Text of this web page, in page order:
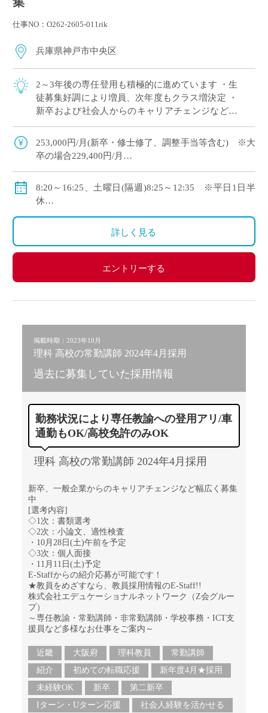
仕事NO：O262-2605-011rik
兵庫県神戸市中央区
2～3年後の専任登用も積極的に進めています ・生
徒募集好調により増員、次年度もクラス増決定 ・
新卒および社会人からのキャリアチェンジなど未
550万円(ご経験等による) ・神 […]
253,000円/月(新卒・修士修了、調整手当等含む) ※大
卒の場合229,400円/月
◇手当：各種有
◇賞与：有
8:20～16:25、土曜日(隔週)8:25～12:35 ※平日1日半
休
・休日：平日1日半休、土曜日(隔週)、日・祝日、その
・イベント等で休日出勤した場合は代休取得で対応
詳しく見る
エントリーする
掲載時期：2023年10月
理科 高校の常勤講師 2024年4月採用
過去に募集していた採用情報
勤務状況により専任教諭への登用アリ/車
通勤もOK/高校免許のみOK
理科 高校の常勤講師 2024年4月採用
新卒、一般企業からのキャリアチェンジなど幅広く募集
中
[選考内容]
◇1次：書類選考
◇2次：小論文、適性検査
・10月28日(土)午前を予定
◇3次：個人面接
・11月11日(土)予定
E-Staffからの紹介応募が可能です！
★教員をめざすなら、教員採用情報のE-Staff!!
株式会社エデュケーショナルネットワーク（Z会グルー
プ）
～専任教諭・常勤講師・非常勤講師・学校事務・ICT支
援員など多様なお仕事をご案内～
近畿 大阪府 理科教員
常勤講師
紹介
初めての転職応援
新年度4月★採用
未経験OK
新卒
第二新卒
Iターン・Uターン応援
社会人経験を活かせる